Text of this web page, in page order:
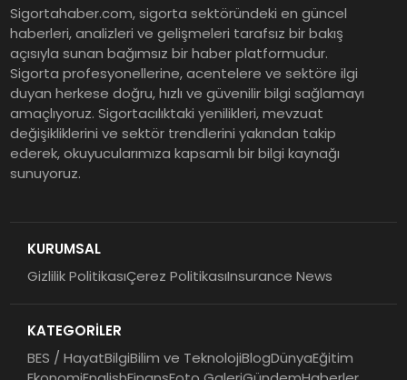
Araştırması: Yapay Zekâ Destekli
Tehditler ve Kurumsal
Dayanıklılık
Sigorta Mobil İzmir Bölge
Müdürlüğü Faaliyete Başladı
Koç Holding 2026 Yılının İlk
Sigortahaber.com, sigorta sektöründeki en güncel
haberleri, analizleri ve gelişmeleri tarafsız bir bakış
açısıyla sunan bağımsız bir haber platformudur.
Sigorta profesyonellerine, acentelere ve sektöre ilgi
duyan herkese doğru, hızlı ve güvenilir bilgi sağlamayı
amaçlıyoruz. Sigortacılıktaki yenilikleri, mevzuat
değişikliklerini ve sektör trendlerini yakından takip
ederek, okuyucularımıza kapsamlı bir bilgi kaynağı
sunuyoruz.
KURUMSAL
Gizlilik PolitikasıÇerez PolitikasıInsurance News
KATEGORİLER
BES / HayatBilgiBilim ve TeknolojiBlogDünyaEğitim